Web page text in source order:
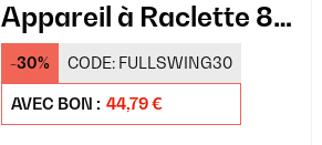
Appareil à Raclette 8
Personnes​ Noir
-30% CODE: FULLSWING30
AVEC BON : 44,79 €